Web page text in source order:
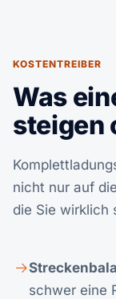
KOSTENTREIBER
Was
steigen
nicht nur auf
die Sie wirklich
schwer eine